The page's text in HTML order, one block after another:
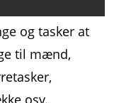
og tasker at
til mænd,
osv.